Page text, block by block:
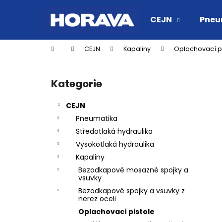
CEJN
Domů CEJN Kapaliny Oplachovací
Přeskočit
kategorie
Kategorie
CEJN
Pneumatika
Středotlaká hydraulika
Vysokotlaká hydraulika
Kapaliny
Bezodkapové mosazné spojky a
vsuvky
Bezodkapové spojky a vsuvky z
nerez oceli
Oplachovací pistole
í
Zpět
do
Zpět
do
RYCHLOSPOJKA ESAFE R 1/2" VNĚJŠÍ